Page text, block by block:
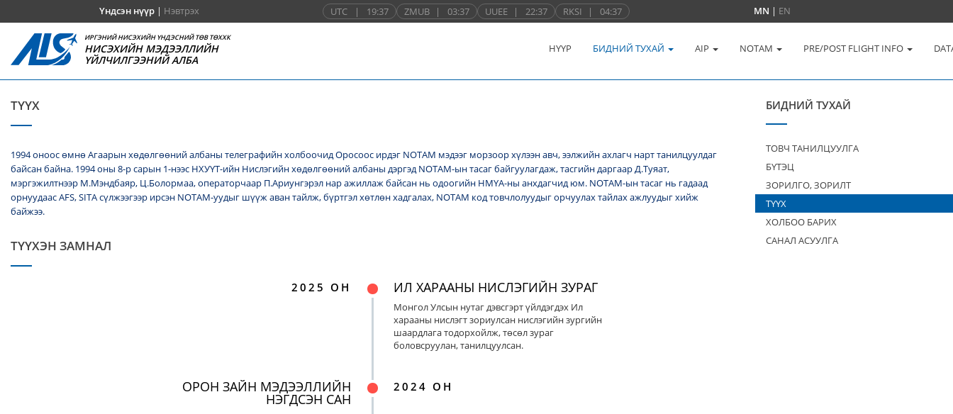
Үндсэн нүүр| Нэвтрэх UTC | 19:37 ZMUB | 03:37 UUEE | 22:37 RKSI | 04:37 MN | EN
ИРГЭНИЙ НИСЭХИЙН ҮНДЭСНИЙ ТӨВ ТӨХХК
НИСЭХИЙН МЭДЭЭЛЛИЙН
ҮЙЛЧИЛГЭЭНИЙ АЛБА
НҮҮР БИДНИЙ ТУХАЙ AIP NOTAM PRE/POST FLIGHT INFO
ТҮҮХ
1994 оноос өмнө Агаарын хөдөлгөөний албаны телеграфийн холбоочид Оросоос ирдэг NОТАМ мэдээг морзоор хүлээн авч, ээлжийн ахлагч нарт танилцуулдаг
байсан байна. 1994 оны 8-р сарын 1-нээс НХУҮТ-ийн Нислэгийн хөдөлгөөний албаны дэргэд NОТАМ-ын тасаг байгуулагдаж, тасгийн даргаар Д.Туяат,
мэргэжилтнээр М.Мэндбаяр, Ц.Болормаа, операторчаар П.Ариунгэрэл нар ажиллаж байсан нь одоогийн НМҮА-ны анхдагчид юм. NOTAM-ын тасаг нь гадаад
орнуудаас AFS, SITA сүлжээгээр ирсэн NОТАМ-уудыг шүүж аван тайлж, бүртгэл хөтлөн хадгалах, NОТАМ код товчлолуудыг орчуулах тайлах ажлуудыг хийж
байжээ.
ТҮҮХЭН ЗАМНАЛ
2025 ОН ИЛ ХАРААНЫ НИСЛЭГИЙН ЗУРАГ
Монгол Улсын нутаг дэвсгэрт үйлдэгдэх Ил
харааны нислэгт зориулсан нислэгийн зургийн
шаардлага тодорхойлж, төсөл зураг
боловсруулан, танилцуулсан.
2024 ОН
ОРОН ЗАЙН МЭДЭЭЛЛИЙН
НЭГДСЭН САН
БИДНИЙ ТУХАЙ
ТОВЧ ТАНИЛЦУУЛГА
БҮТЭЦ
ЗОРИЛГО, ЗОРИЛТ
ТҮҮХ
ХОЛБОО БАРИХ
САНАЛ АСУУЛГА